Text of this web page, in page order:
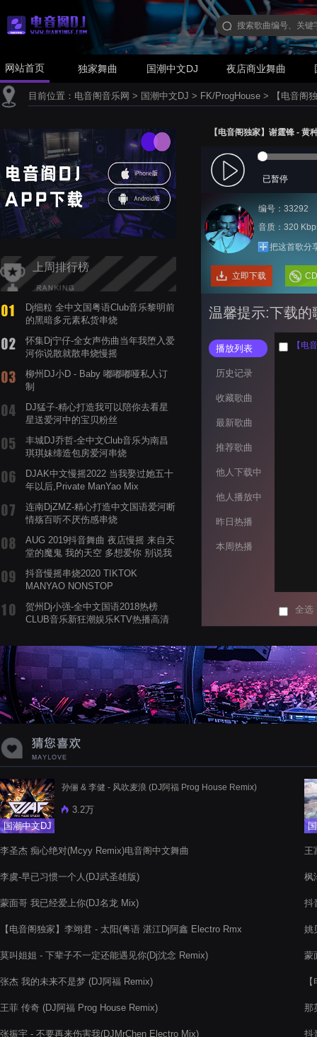
网站首页 独家舞曲 国潮中文DJ 夜店商业舞曲
目前位置： 电音阁音乐网 > 国潮中文DJ > FK/ProgHouse > 【电音阁
上周排行榜
Dj细粒 全中文国粤语Club音乐黎明前
的黑暗多元素私货串烧
怀集Dj宁仔-全女声伤曲当年我堕入爱
河你说散就散串烧慢摇
柳州DJ小D - Baby 嘟嘟嘟哑私人订
制
DJ猛子-精心打造我可以陪你去看星
星送爱河中的宝贝粉丝
丰城DJ乔哲-全中文Club音乐为南昌
琪琪妹缔造包房爱河串烧
DJAK中文慢摇2022 当我娶过她五十
年以后,Private ManYao Mix
连南DjZMZ-精心打造中文国语爱河断
情殇百听不厌伤感串烧
AUG 2019抖音舞曲 夜店慢摇 来自天
堂的魔鬼 我的天空 多想爱你 别说我
抖音慢摇串烧2020 TIKTOK
MANYAO NONSTOP
蝉爸爸妈妈爱存在夏天的风是想你的
声音啊
贺州Dj小强-全中文国语2018热榜
CLUB音乐新狂潮娱乐KTV热播高清
【电音阁独家】谢霆锋 -
已暂停
编号：33292
音质：320
把这首歌分
立即下载
温馨提示:下载的
播放列表
历史记录
收藏歌曲
最新歌曲
推荐歌曲
他人下载中
他人播放中
昨日热播
本周热播
【电
全选
国潮中文DJ
孙俪 & 李健 - 风吹麦浪 (DJ阿福 Prog House Remix)
3.2万
李圣杰 痴心绝对(Mcyy Remix)电音阁中文舞曲
李虞-早已习惯一个人(DJ武圣雄版)
蒙面哥 我已经爱上你(DJ名龙 Mix)
【电音阁独家】李翊君 - 太阳(粤语 湛江Dj阿鑫 Electro Rmx
莫叫姐姐 - 下辈子不一定还能遇见你(Dj沈念 Remix)
张杰 我的未来不是梦 (DJ阿福 Remix)
王菲 传奇 (DJ阿福 Prog House Remix)
张振宇 - 不要再来伤害我(DJMrChen Electro Mix)
王
枫
抖
姚
蒙
那
抖